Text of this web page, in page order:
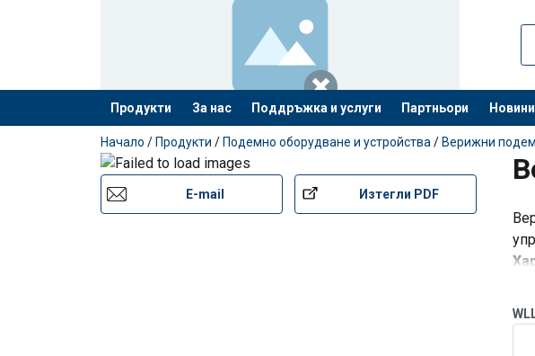
Продукти За нас Поддръжка и услуги Партньори Новини
е добавен към вашето запитване
Начало / Продукти / Подемно оборудване и устройства / Верижни
E-mail Изтегли PDF